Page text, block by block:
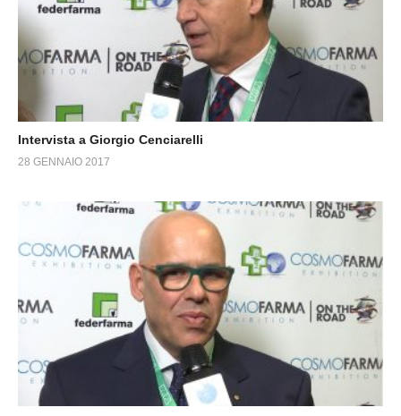
Intervista a Giorgio Cenciarelli
28 GENNAIO 2017